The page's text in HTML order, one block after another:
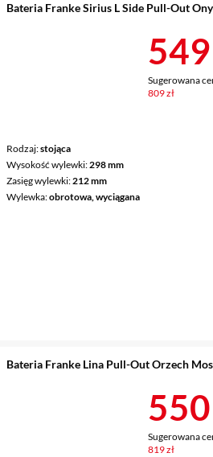
Bateria Franke Sirius L Side Pull-Out
Rodzaj stojąca
Wysokość wylewki 298 mm
Zasięg wylewki 212 mm
Wylewka obrotowa, wyciągana
549
Sugerowana
809 zł
Bateria Franke Lina Pull-Out Orzech
550
Sugerowana
819 zł